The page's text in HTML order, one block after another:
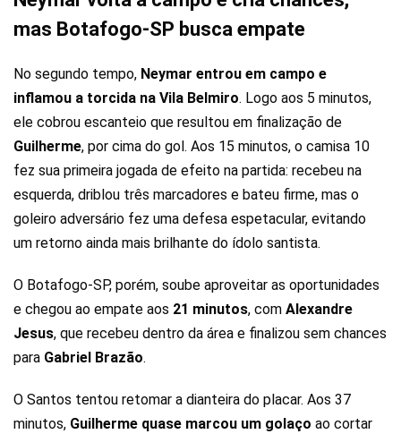
mas Botafogo-SP busca empate
No segundo tempo, Neymar entrou em campo e
inflamou a torcida na Vila Belmiro. Logo aos 5 minutos,
ele cobrou escanteio que resultou em finalização de
Guilherme, por cima do gol. Aos 15 minutos, o camisa 10
fez sua primeira jogada de efeito na partida: recebeu na
esquerda, driblou três marcadores e bateu firme, mas o
goleiro adversário fez uma defesa espetacular, evitando
um retorno ainda mais brilhante do ídolo santista.
O Botafogo-SP, porém, soube aproveitar as oportunidades
e chegou ao empate aos 21 minutos, com Alexandre
Jesus, que recebeu dentro da área e finalizou sem chances
para Gabriel Brazão.
O Santos tentou retomar a dianteira do placar. Aos 37
minutos, Guilherme quase marcou um golaço ao cortar